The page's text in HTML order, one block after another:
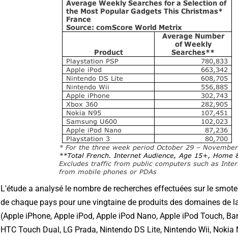
L'étude a analysé le nombre de recherches effectuées sur le
de chaque pays pour une vingtaine de produits des domaines de
(Apple iPhone, Apple iPod, Apple iPod Nano, Apple iPod Touch,
HTC Touch Dual, LG Prada, Nintendo DS Lite, Nintendo Wii,